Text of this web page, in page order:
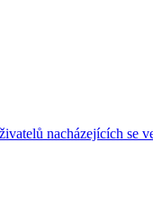
nacházejících se